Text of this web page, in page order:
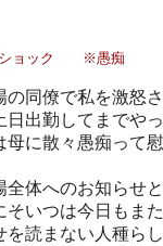
ショック ※愚痴
の同僚で私を激怒
日出勤してまでや
母に散々愚痴って
全体へのお知らせ
いつは今日もま
を読まない人種ら